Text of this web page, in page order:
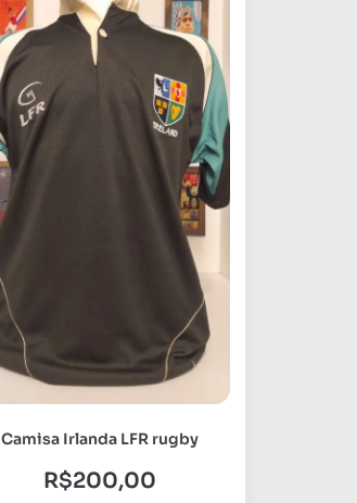
Camisa Irlanda LFR rugby
R$200,00